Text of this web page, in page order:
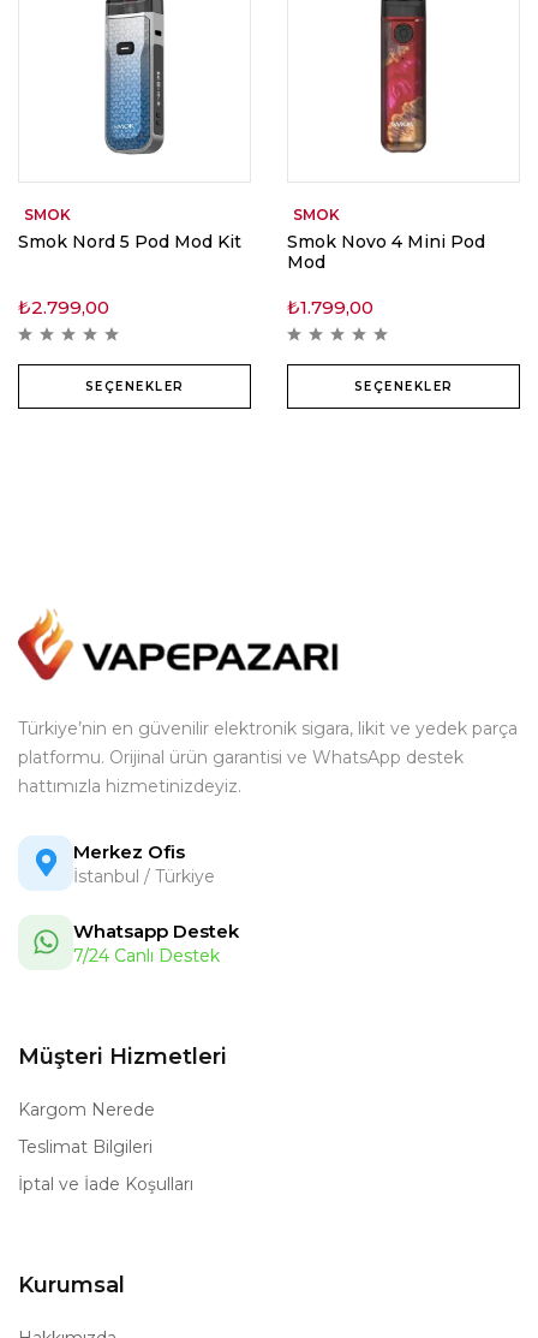
SMOK
Smok Nord 5 Pod Mod Kit
₺2.799,00
SEÇENEKLER
SMOK
Smok Novo 4 Mini Pod
Mod
₺1.799,00
SEÇENEKLER
Türkiye’nin en güvenilir elektronik sigara, likit ve yedek parça
platformu. Orijinal ürün garantisi ve WhatsApp destek
hattımızla hizmetinizdeyiz.
Merkez Ofis
İstanbul / Türkiye
Whatsapp Destek
7/24 Canlı Destek
Müşteri Hizmetleri
Kargom Nerede
Teslimat Bilgileri
İptal ve İade Koşulları
Kurumsal